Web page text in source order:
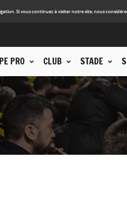
Si vous continuez à visiter notre site, nous
PRO CLUB STADE